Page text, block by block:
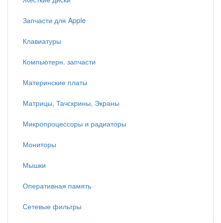
Запчасти для Apple
Клавиатуры
Компьютерн. запчасти
Материнские платы
Матрицы, Тачскрины, Экраны
Микропроцессоры и радиаторы
Мониторы
Мышки
Оперативная память
Сетевые фильтры